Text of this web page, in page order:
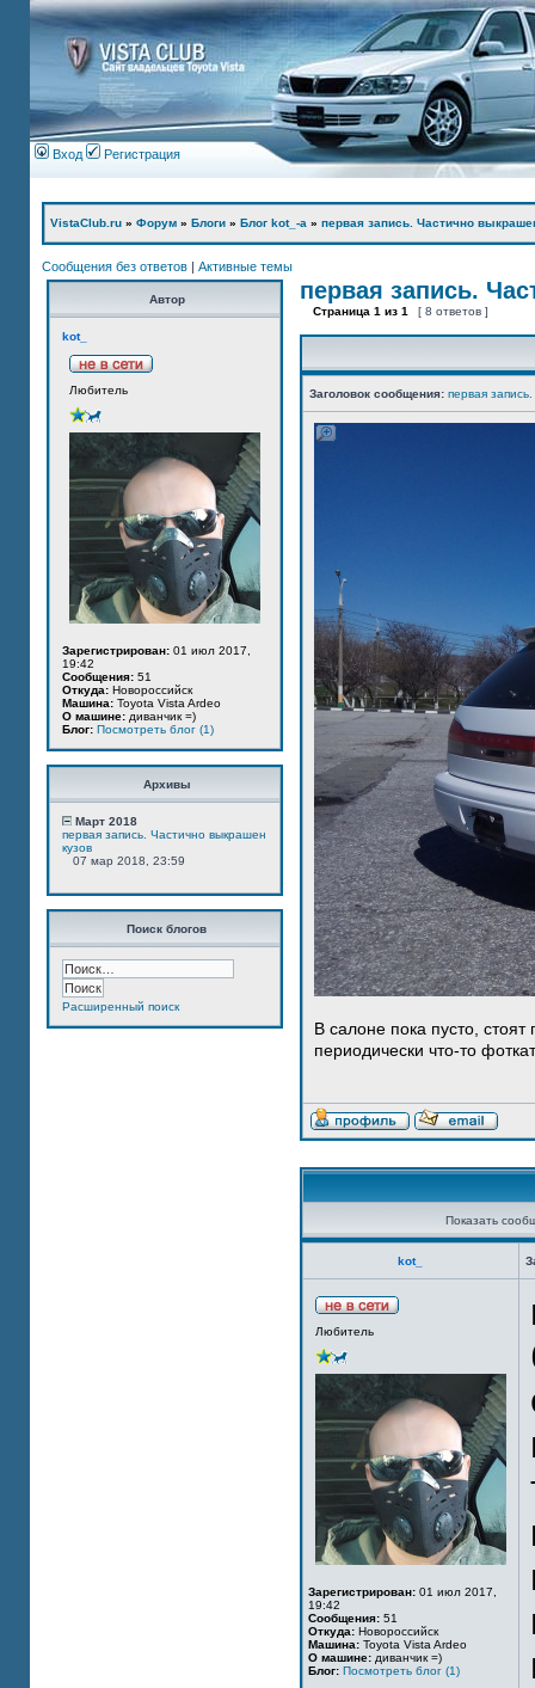
Вход Регистрация
VistaClub.ru » Форум » Блоги » Блог kot_-а » первая запись. Частично
Сообщения без ответов | Активные темы
Автор
kot_
Любитель
Зарегистрирован: 01 июл 2017,
19:42
Сообщения: 51
Откуда: Новороссийск
Машина: Toyota Vista Ardeo
О машине: диванчик =)
Блог: Посмотреть блог (1)
Архивы
Март 2018
первая запись. Частично выкрашен
кузов
07 мар 2018, 23:59
Поиск блогов
Расширенный поиск
первая запись.
Страница 1 из 1 [ 8 ответов ]
Заголовок сообщения: первая
В салоне пока пусто,
периодически что-то
Показать
kot_
Любитель
Зарегистрирован: 01 июл 2017,
19:42
Сообщения: 51
Откуда: Новороссийск
Машина: Toyota Vista Ardeo
О машине: диванчик =)
Блог: Посмотреть блог (1)